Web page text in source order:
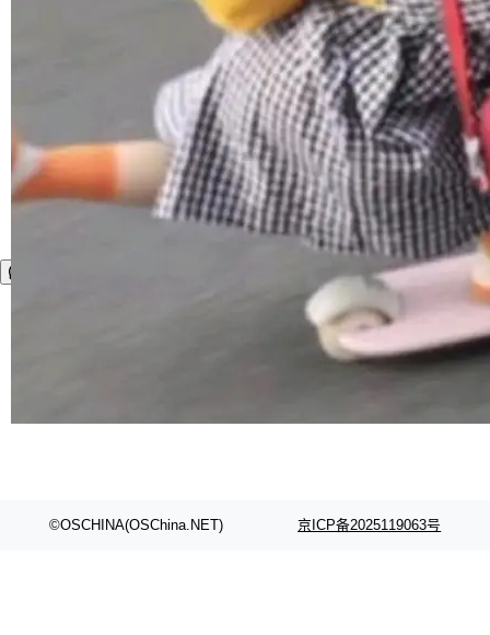
全球最大的开源 AI 平台，上面跑着上百万个模
nt。他最近在博客上写了一篇文章，核心论点很
简单：开发者工具必须开源。 理由不是传统的自
由软件情怀，而是一个跟 AI agent 直接相关的
技术判断。 两行 prompt 就能个性化任何软件 C
rawshaw 给出了两个 prompt。 第一个： "下载
某个软件的源码，在本地构建。修改 agent ...
©OSCHINA(OSChina.NET) 京ICP备2025119063号